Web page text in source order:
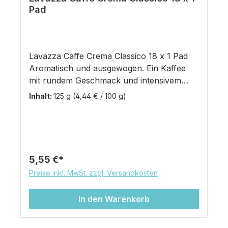
Pad
Lavazza Caffe Crema Classico 18 x 1 Pad
Aromatisch und ausgewogen. Ein Kaffee
mit rundem Geschmack und intensivem
Aroma von den Plantagen Brasiliens und
Gewürz-Noten hervor. Intensität: 7 für alle
Padmaschinen geeignet 18 Pads
Inhalt: 125 g (4,44 € / 100 g)
Regulärer Preis:
5,55 €
Preise inkl. MwSt. zzgl. Versandkosten
In den Warenkorb